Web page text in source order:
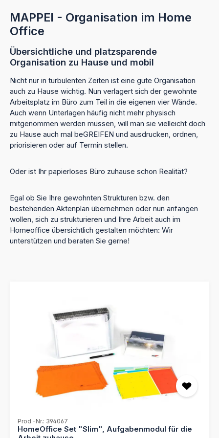
MAPPEI - Organisation im Home
Office
Übersichtliche und platzsparende
Organisation zu Hause und mobil
Nicht nur in turbulenten Zeiten ist eine gute Organisation
auch zu Hause wichtig. Nun verlagert sich der gewohnte
Arbeitsplatz im Büro zum Teil in die eigenen vier Wände.
Auch wenn Unterlagen häufig nicht mehr physisch
mitgenommen werden müssen, will man sie vielleicht doch
zu Hause auch mal beGREIFEN und ausdrucken, ordnen,
priorisieren oder auf Termin stellen.
Oder ist Ihr papierloses Büro zuhause schon Realität?
Egal ob Sie Ihre gewohnten Strukturen bzw. den
bestehenden Aktenplan übernehmen oder nun anfangen
wollen, sich zu strukturieren und Ihre Arbeit auch im
Homeoffice übersichtlich gestalten möchten: Wir
unterstützen und beraten Sie gerne!
Prod.-Nr.: 394067
HomeOffice Set "Slim", Aufgabenmodul für die